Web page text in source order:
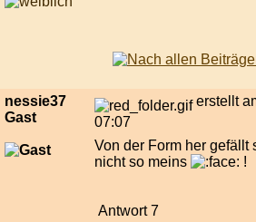
nessie37
Gast
erstellt
07:07
Von der Form her gefällt
nicht so meins
!
Antwort 7